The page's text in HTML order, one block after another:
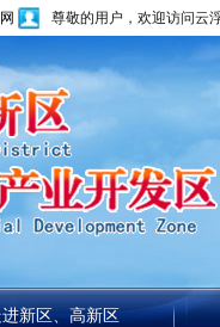
尊敬的用户，欢迎访问云
新区、高新区